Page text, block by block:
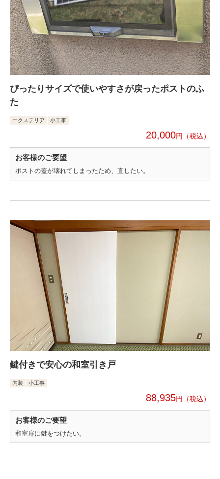
ぴったりサイズで使いやすさが戻ったポストのふ
た
エクステリア 小工事
20,000円
お客様のご要望
ポストの蓋が壊れてしまったため、直したい。
鍵付きで安心の和室引き戸
内装 小工事
88,935円
お客様のご要望
和室扉に鍵をつけたい。